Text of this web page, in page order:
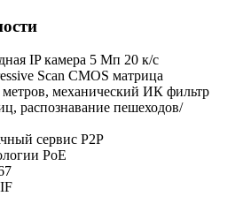
IP камера 5 Мп 20 к/с
Scan CMOS матрица
механический ИК фильтр
распознавание пешеходов/
сервис P2P
PoE